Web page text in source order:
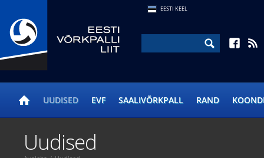
EESTI KEEL
UUDISED EVF SAALIVÕRKPALL RAND
Uudised